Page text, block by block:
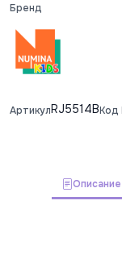
Бренд
АртикулRJ5514BКод
Описание